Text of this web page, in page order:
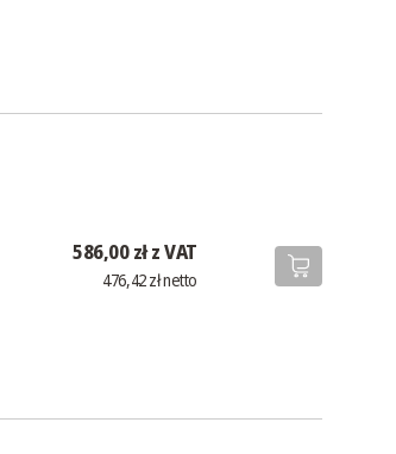
586,00 zł z VAT
476,42 zł netto